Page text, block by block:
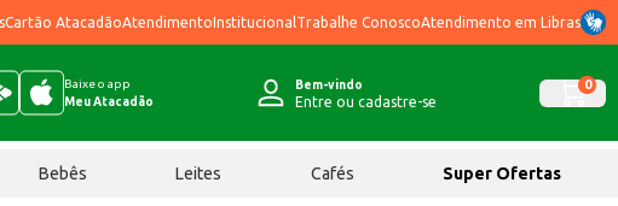
Cartão AtacadãoAtendimentoInstitucional Trabalhe ConoscoAtendimento em Libras
Baixe o app
Meu Atacadão
Bem-vindo
Entre ou cadastre-se
0
Bebês Leites Cafés Super Ofertas